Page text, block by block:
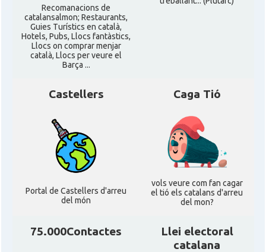
Recomanacions de
catalansalmon; Restaurants,
Guies Turístics en català,
Hotels, Pubs, Llocs fantàstics,
Llocs on comprar menjar
català, Llocs per veure el
Barça ...
Castellers
Portal de Castellers d'arreu
del món
Caga Tió
vols veure com fan cagar
el tió els catalans d'arreu
del mon?
75.000Contactes
Llei electoral
catalana